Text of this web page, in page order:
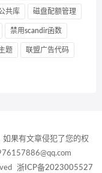
共库 磁盘配额管理
禁用scandir函数
题 联盟广告代码
果有文章侵犯了您的权
浙ICP备2023005527